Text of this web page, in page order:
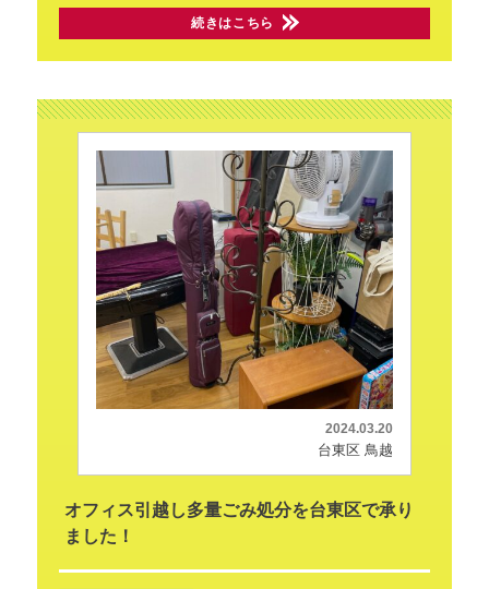
続きはこちら
2024.03.20
台東区 鳥越
オフィス引越し多量ごみ処分を台東区で承り
ました！